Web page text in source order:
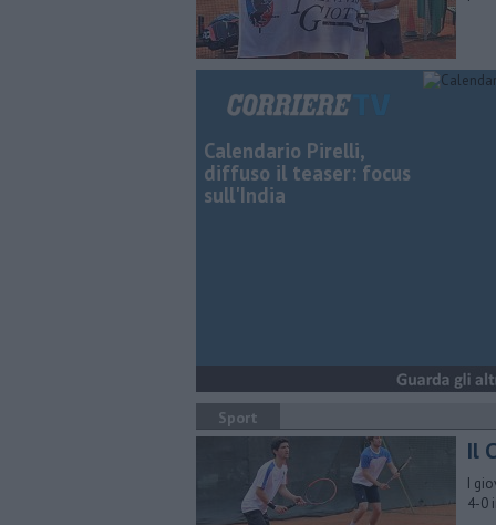
Calendario Pirelli,
diffuso il teaser: focus
sull'India
Sport
Il
I
4-0